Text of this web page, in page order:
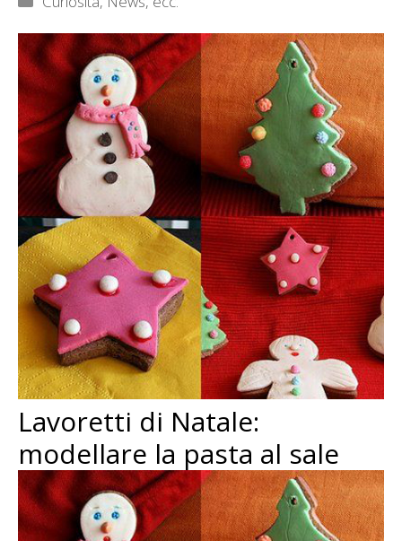
Lavoretti di Natale:
modellare la pasta al sale